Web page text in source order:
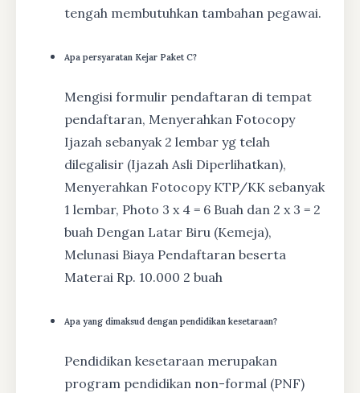
tengah membutuhkan tambahan pegawai.
Apa persyaratan Kejar Paket C?
Mengisi formulir pendaftaran di tempat
pendaftaran, Menyerahkan Fotocopy
Ijazah sebanyak 2 lembar yg telah
dilegalisir (Ijazah Asli Diperlihatkan),
Menyerahkan Fotocopy KTP/KK sebanyak
1 lembar, Photo 3 x 4 = 6 Buah dan 2 x 3 = 2
buah Dengan Latar Biru (Kemeja),
Melunasi Biaya Pendaftaran beserta
Materai Rp. 10.000 2 buah
Apa yang dimaksud dengan pendidikan kesetaraan?
Pendidikan kesetaraan merupakan
program pendidikan non-formal (PNF)